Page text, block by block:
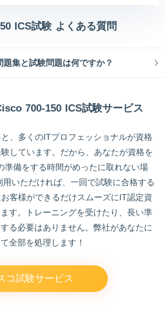
ICS試験 よくある質問
集と試験問題は何ですか？
700-150 ICS試験サービス
、多くのITプロフェッショナルが資格
しています。だから、あなたが資格を
準備をする時間がめったに取れない場
いただければ、一回で試験に合格する
客様ができるだけスムーズにIT認定資
す。トレーニングを受けたり、長い準
る必要はありません。弊社があなたに
全部を処理します！
コ試験サービス